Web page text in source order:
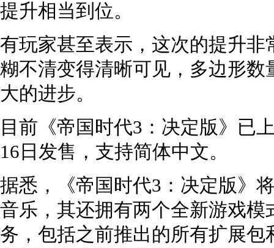
提升相当到位。
有玩家甚至表示，这次的提升
糊不清变得清晰可见，多边形
大的进步。
目前《帝国时代3：决定版》已
16日发售，支持简体中文。
据悉，《帝国时代3：决定版》
音乐，其还拥有两个全新游戏
务，包括之前推出的所有扩展